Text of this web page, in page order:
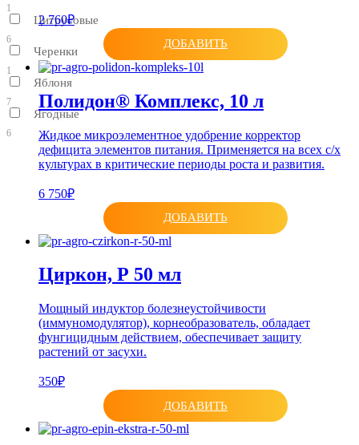
1
Цитрусовые
6
Черенки
1
Яблоня
7
Ягодные
6
2 760₽
ДОБАВИТЬ
Полидон® Комплекс, 10 л
Жидкое микроэлементное удобрение корректор
дефицита элементов питания. Применяется на всех с/х
культурах в критические периоды роста и развития.
6 750₽
ДОБАВИТЬ
Циркон, Р 50 мл
Мощный индуктор болезнеустойчивости
(иммуномодулятор), корнеобразователь, обладает
фунгицидным действием, обеспечивает защиту
растений от засухи.
350₽
ДОБАВИТЬ